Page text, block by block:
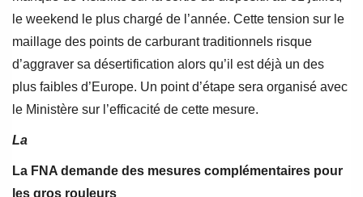
le weekend le plus chargé de l’année. Cette tension sur le
maillage des points de carburant traditionnels risque
d’aggraver sa désertification alors qu’il est déjà un des
plus faibles d’Europe. Un point d’étape sera organisé avec
le Ministère sur l’efficacité de cette mesure.
La
La FNA demande des mesures complémentaires pour
les gros rouleurs